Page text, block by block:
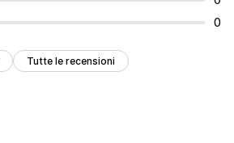
0
Tutte le recensioni